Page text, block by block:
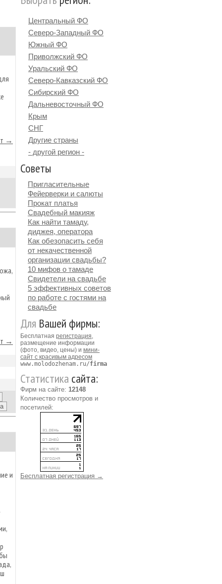
→
→
и
Центральный ФО
Северо-Западный ФО
Южный ФО
Приволжский ФО
Уральский ФО
Северо-Кавказский ФО
Сибирский ФО
Дальневосточный ФО
Крым
СНГ
Другие страны
- другой регион -
Советы
Пригласительные
Фейерверки и салюты
Прокат платья
Свадебный макияж
Как найти тамаду,
диджея, оператора
Как обезопасить себя
от некачественной
организации свадьбы?
10 мифов о тамаде
Свидетели на свадьбе
5 эффективных советов
по работе с гостями на
свадьбе
Для Вашей фирмы:
Бесплатная регистрация,
размещение информации
(фото, видео, цены) и мини-
сайт с красивым адресом
www.molodozhenam.ru/firma
Статистика сайта:
Фирм на сайте: 12148
Количество просмотров и
посетилей:
Бесплатная регистрация →